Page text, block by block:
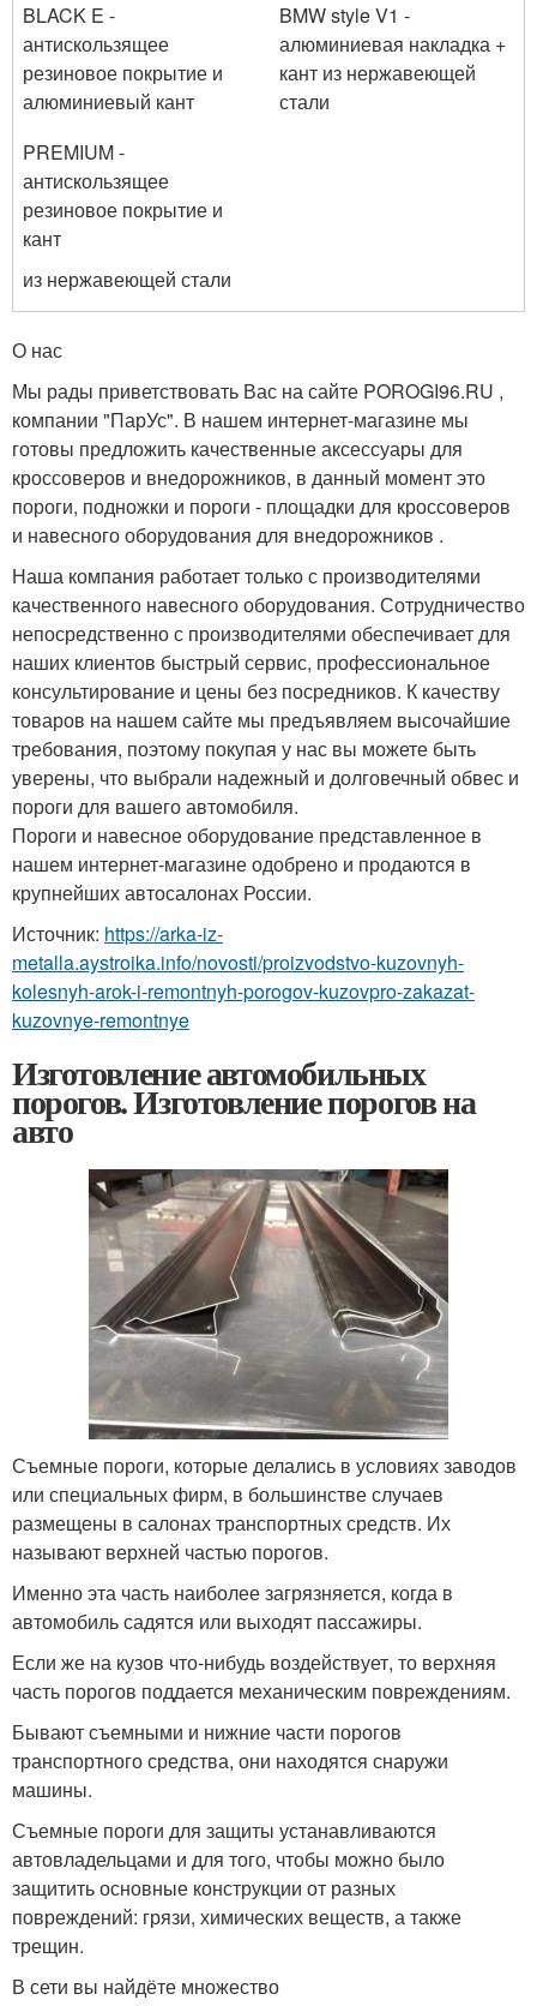
BLACK E -
антискользящее
резиновое покрытие и
алюминиевый кант
BMW style V1 -
алюминиевая накладка +
кант из нержавеющей
стали
PREMIUM -
антискользящее
резиновое покрытие и
кант
из нержавеющей стали
О нас
Мы рады приветствовать Вас на сайте POROGI96.RU ,
компании "ПарУс". В нашем интернет-магазине мы
готовы предложить качественные аксессуары для
кроссоверов и внедорожников, в данный момент это
пороги, подножки и пороги - площадки для кроссоверов
и навесного оборудования для внедорожников .
Наша компания работает только с производителями
качественного навесного оборудования. Сотрудничество
непосредственно с производителями обеспечивает для
наших клиентов быстрый сервис, профессиональное
консультирование и цены без посредников. К качеству
товаров на нашем сайте мы предъявляем высочайшие
требования, поэтому покупая у нас вы можете быть
уверены, что выбрали надежный и долговечный обвес и
пороги для вашего автомобиля.
Пороги и навесное оборудование представленное в
нашем интернет-магазине одобрено и продаются в
крупнейших автосалонах России.
Источник: https://arka-iz-
metalla.aystroika.info/novosti/proizvodstvo-kuzovnyh-
kolesnyh-arok-i-remontnyh-porogov-kuzovpro-zakazat-
kuzovnye-remontnye
Изготовление автомобильных
порогов. Изготовление порогов на
авто
Съемные пороги, которые делались в условиях заводов
или специальных фирм, в большинстве случаев
размещены в салонах транспортных средств. Их
называют верхней частью порогов.
Именно эта часть наиболее загрязняется, когда в
автомобиль садятся или выходят пассажиры.
Если же на кузов что-нибудь воздействует, то верхняя
часть порогов поддается механическим повреждениям.
Бывают съемными и нижние части порогов
транспортного средства, они находятся снаружи
машины.
Съемные пороги для защиты устанавливаются
автовладельцами и для того, чтобы можно было
защитить основные конструкции от разных
повреждений: грязи, химических веществ, а также
трещин.
В сети вы найдёте множество